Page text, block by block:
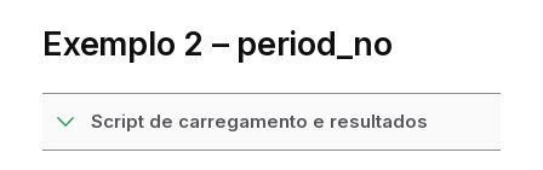
Exemplo 2 – period_no
Script de carregamento e resultados